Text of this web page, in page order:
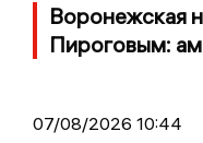
Воронежская
Пироговым:
07/08/2026 10:44